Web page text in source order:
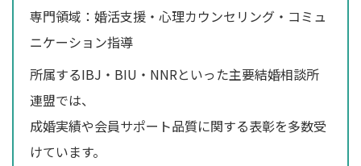
専門領域：婚活支援・心理カウンセリング・コミュ
ニケーション指導
所属するIBJ・BIU・NNRといった主要結婚相談所
連盟では、
成婚実績や会員サポート品質に関する表彰を多数受
けています。